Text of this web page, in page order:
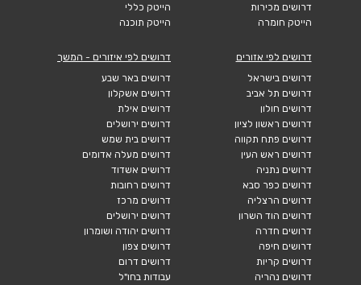
דרושים מכירות
הייטק חומרה
הייטק כללי
הייטק תוכנה
דרושים לפי אזורים
דרושים בישראל
דרושים תל אביב
דרושים חולון
דרושים ראשון לציון
דרושים פתח תקווה
דרושים ראש העין
דרושים נתניה
דרושים כפר סבא
דרושים הרצליה
דרושים הוד השרון
דרושים חדרה
דרושים חיפה
דרושים קריות
דרושים נהריה
דרושים לפי איזורים - המשך
דרושים באר שבע
דרושים אשקלון
דרושים אילת
דרושים ירושלים
דרושים בית שמש
דרושים מעלה אדומים
דרושים אשדוד
דרושים רחובות
דרושים מרכז
דרושים ירושלים
דרושים יהודה ושומרון
דרושים צפון
דרושים דרום
עבודות בחו"ל